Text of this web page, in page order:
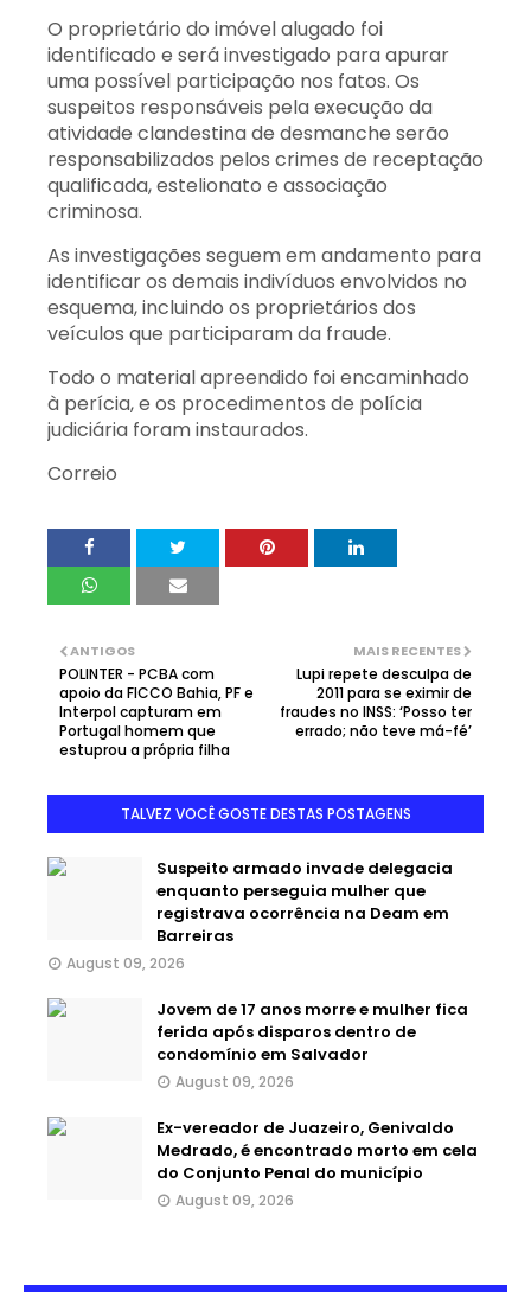
O proprietário do imóvel alugado foi
identificado e será investigado para apurar
uma possível participação nos fatos. Os
suspeitos responsáveis pela execução da
atividade clandestina de desmanche serão
responsabilizados pelos crimes de receptação
qualificada, estelionato e associação
criminosa.
As investigações seguem em andamento para
identificar os demais indivíduos envolvidos no
esquema, incluindo os proprietários dos
veículos que participaram da fraude.
Todo o material apreendido foi encaminhado
à perícia, e os procedimentos de polícia
judiciária foram instaurados.
Correio
MAIS RECENTES
Lupi repete desculpa de
2011 para se eximir de
fraudes no INSS: ‘Posso ter
errado; não teve má-fé’
ANTIGOS
POLINTER - PCBA com
apoio da FICCO Bahia, PF e
Interpol capturam em
Portugal homem que
estuprou a própria filha
TALVEZ VOCÊ GOSTE DESTAS POSTAGENS
Suspeito armado invade delegacia
enquanto perseguia mulher que
registrava ocorrência na Deam em
Barreiras
August 09, 2026
Jovem de 17 anos morre e mulher fica
ferida após disparos dentro de
condomínio em Salvador
August 09, 2026
Ex-vereador de Juazeiro, Genivaldo
Medrado, é encontrado morto em cela
do Conjunto Penal do município
August 09, 2026